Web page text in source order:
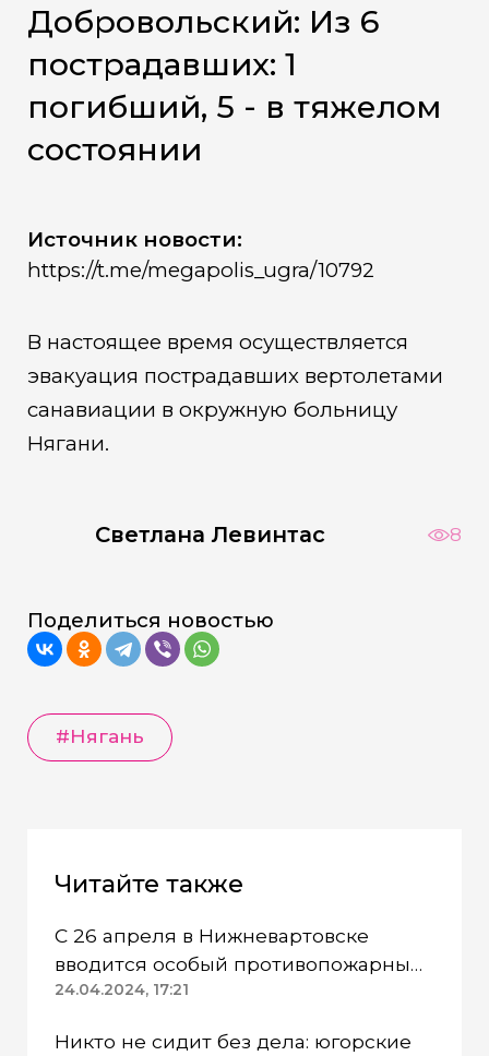
Добровольский: Из 6
пострадавших: 1
погибший, 5 - в тяжелом
состоянии
Источник новости:
https://t.me/megapolis_ugra/10792
В настоящее время осуществляется
эвакуация пострадавших вертолетами
санавиации в окружную больницу
Нягани.
Светлана Левинтас 8
Поделиться новостью
#Нягань
Читайте также
С 26 апреля в Нижневартовске
вводится особый противопожарный
режим
24.04.2024, 17:21
Никто не сидит без дела: югорские